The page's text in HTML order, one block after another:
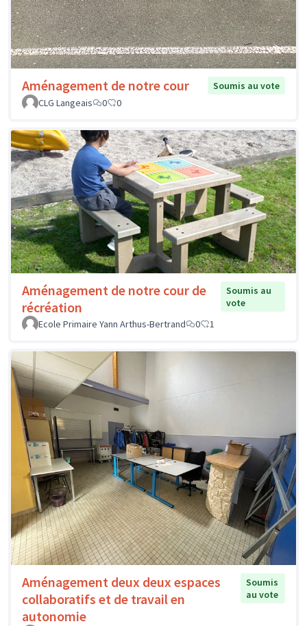
Aménagement de notre cour
Soumis au vote
CLG Langeais
0 0
Aménagement de notre cour de
récréation
Soumis au
vote
Ecole Primaire Yann Arthus-Bertrand
0 1
Aménagement deux deux espaces
collaboratifs et de travail en
autonomie
Soumis
au vote